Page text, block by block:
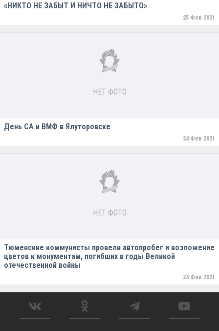
«НИКТО НЕ ЗАБЫТ И НИЧТО НЕ ЗАБЫТО»
25 Фев 2021
НЕТ ФОТО
День СА и ВМФ в Ялуторовске
24 Фев 2021
НЕТ ФОТО
Тюменские коммунисты провели автопробег и возложение
цветов к монументам, погибших в годы Великой
отечественной войны
24 Фев 2021